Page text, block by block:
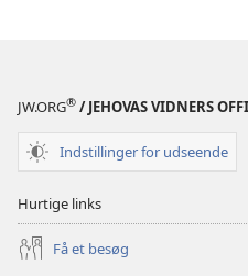
JW.ORG® / JEHOVAS VIDNERS
Indstillinger for udseende
Hurtige links
Få et besøg